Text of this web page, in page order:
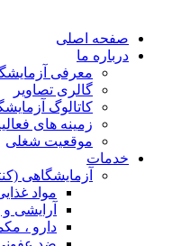
صفحه اصلی
درباره ما
معرفی
گالری تصاویر
کاتالوگ
زمینه های
موقعیت شغلی
خدمات
آزمایشگاهی
مواد
آرایشی
دارو ،